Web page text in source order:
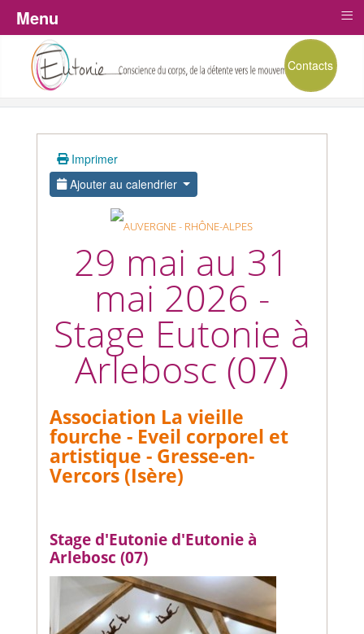
Contacts
Imprimer
Ajouter au calendrier
29 mai au 31
mai 2026 -
Stage Eutonie à
Arlebosc (07)
Association La vieille
fourche - Eveil corporel et
artistique - Gresse-en-
Vercors (Isère)
Stage d'Eutonie d'Eutonie à
Arlebosc (07)
Menu ≡